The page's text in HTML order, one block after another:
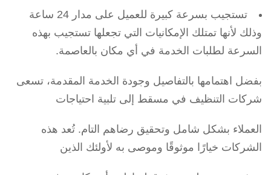
تستجيب بسرعة كبيرة للعميل على مدار 24 ساعة
وذلك لأنها تمتلك الإمكانيات التي تجعلها تستجيب بهذه
السرعة لطلبات الخدمة في أي مكان بالعاصمة.
بفضل اهتمامها بالتفاصيل وجودة الخدمة المقدمة، تسعى
شركات التنظيف في مسقط إلى تلبية احتياجات
العملاء بشكل شامل وتحقيق رضاهم التام. تُعد هذه
الشركات خيارًا موثوقًا وموصى به لأولئك الذين